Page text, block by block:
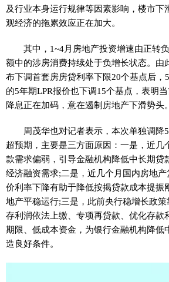
及行业本身运行规律等因素影响，楼市下
观经济的拖累效应正在加大。
其中，1~4月房地产投资增速由正转
额中的涉房消费持续处于负增长状态。由
布下调首套房房贷利率下限20个基点后，
的5年期LPR报价也下调15个基点，表明
降息正在加码，意在遏制房地产下滑势头。
周茂华也对记者表示，本次单独调降
超预期，主要是三方面原因：一是，近几
款需求偏弱，引导金融机构降低中长期贷
经济融资需求;二是，近几个月国内房地
价利率下降有助于降低按揭贷款成本提振
地产平稳运行;三是，此前央行稳增长政
存利润依法上缴、专项再贷款、优化存款
期限、低成本资金，为银行金融机构降低
造良好条件。